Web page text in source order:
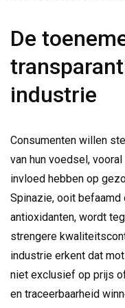
De
industrie
Consumenten willen
van hun voedsel,
invloed hebben op
Spinazie, ooit befaamd
antioxidanten, wordt
strengere
industrie erkent dat
niet exclusief op prijs
en traceerbaarheid